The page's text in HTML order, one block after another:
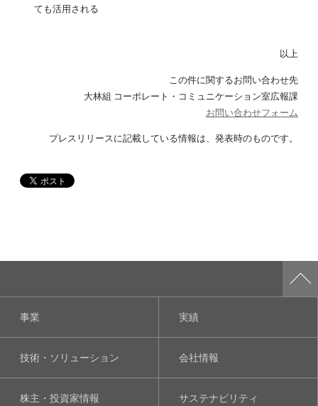
ても活用される
以上
この件に関するお問い合わせ先
大林組 コーポレート・コミュニケーション室広報課
お問い合わせフォーム
プレスリリースに記載している情報は、 発表時のものです。
事業 実績
技術・ソリューション 会社情報
株主・投資家情報 サステナビリティ